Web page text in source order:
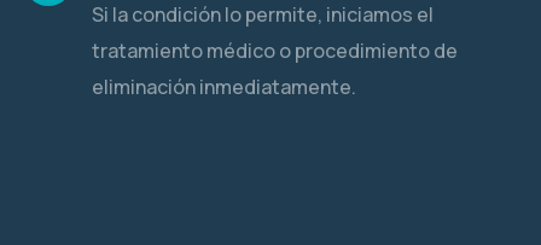
Si la condición lo permite, iniciamos el
tratamiento médico o procedimiento de
eliminación inmediatamente.